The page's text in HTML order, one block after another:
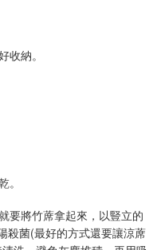
納。
要將竹蓆拿起來，以豎立的
殺菌(最好的方式還要讓涼蓆